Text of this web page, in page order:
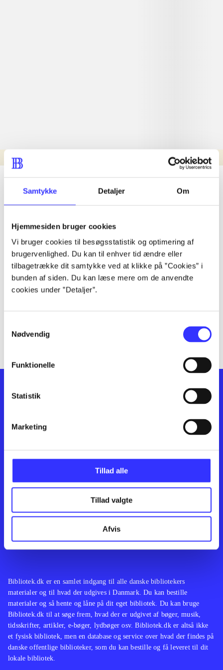
Samtykke Detaljer Om
Hjemmesiden bruger cookies
Vi bruger cookies til besøgsstatistik og optimering af
brugervenlighed. Du kan til enhver tid ændre eller
tilbagetrække dit samtykke ved at klikke på ”Cookies” i
bunden af siden. Du kan læse mere om de anvendte
cookies under ”Detaljer”.
Nødvendig
Funktionelle
Statistik
Marketing
Tillad alle
Tillad valgte
Afvis
Nyhed
lorem ipsum dolor sit amet ...
lorem ipsum dolor sit amet ...
lorem ipsum dolor sit amet ...
lorem ipsum dolor sit amet ...
lorem ipsum dolor sit amet ...
lorem ipsum dolor sit amet ...
lorem ipsum dolor sit amet ...
Feedback
Bibliotek.dk er en samlet indgang til alle danske bibliotekers
materialer og til hvad der udgives i Danmark. Du kan bestille
materialer og så hente og låne på dit eget bibliotek. Du kan bruge
Bibliotek.dk til at søge frem, hvad der er udgivet af bøger, musik,
tidsskrifter, artikler, e-bøger, lydbøger osv. Bibliotek.dk er altså ikke
et fysisk bibliotek, men en database og service over hvad der findes på
danske offentlige biblioteker, som du kan bestille og få leveret til dit
lokale bibliotek.
Kontakt os
English
Artikler
Film
Musik
Noder